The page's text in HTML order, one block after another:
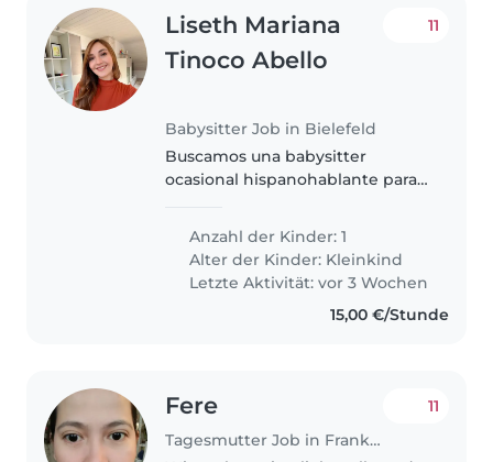
Liseth Mariana
Tinoco Abello
Babysitter Job in Bielefeld
11
Buscamos una babysitter
ocasional hispanohablante para
alemán y español. Nos gustaría
alguien cariñosa, responsable y
con experiencia con niños
Anzahl der Kinder: 1
Alter der Kinder: Kleinkind
Letzte Aktivität: vor 3 Wochen
15,00 €/Stunde
Fere
Tagesmutter Job in Frankfurt am Main
11